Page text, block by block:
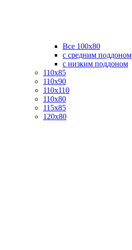
Все 100х80
с средним поддоном
с низким поддоном
110х85
110х90
110х110
110х80
115х85
120х80